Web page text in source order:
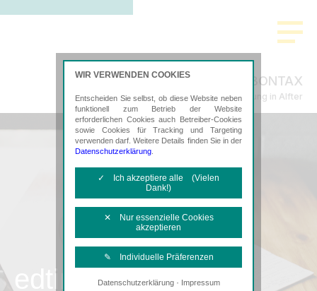
BONTAX
Steuerberatung in Alfter
WIR VERWENDEN COOKIES
Entscheiden Sie selbst, ob diese Website neben
funktionell zum Betrieb der Website
erforderlichen Cookies auch Betreiber-Cookies
sowie Cookies für Tracking und Targeting
verwenden darf. Weitere Details finden Sie in der
Datenschutzerklärung
✓ Ich akzeptiere alle (Vielen
Dank!)
✕ Nur essenzielle Cookies
akzeptieren
✎ Individuelle Präferenzen
Notwendige Cookies
Datenschutzerklärung· Impressum